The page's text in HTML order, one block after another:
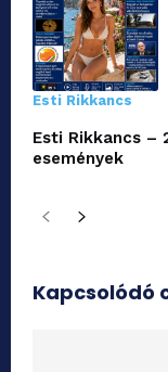
Esti Rikkancs
Esti Rikkancs –
események
Kapcsolódó